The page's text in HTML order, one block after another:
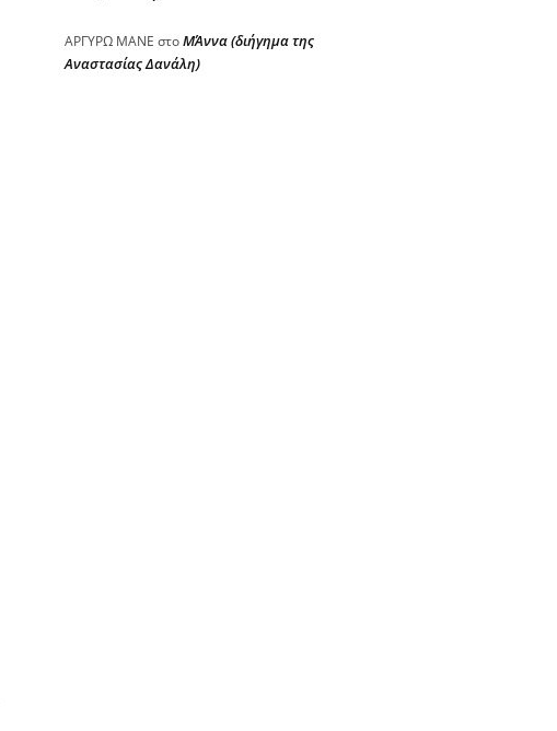
ΑΡΓΥΡΩ ΜΑΝΕ στοΜΆννα (διήγημα της
Αναστασίας Δανάλη)